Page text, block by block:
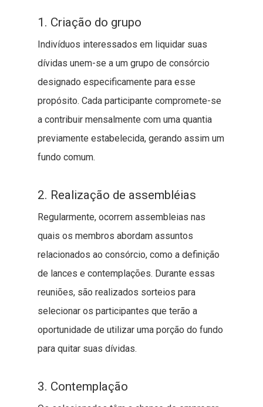
1. Criação do grupo
Indivíduos interessados em liquidar suas
dívidas unem-se a um grupo de consórcio
designado especificamente para esse
propósito. Cada participante compromete-se
a contribuir mensalmente com uma quantia
previamente estabelecida, gerando assim um
fundo comum.
2. Realização de assembléias
Regularmente, ocorrem assembleias nas
quais os membros abordam assuntos
relacionados ao consórcio, como a definição
de lances e contemplações. Durante essas
reuniões, são realizados sorteios para
selecionar os participantes que terão a
oportunidade de utilizar uma porção do fundo
para quitar suas dívidas.
3. Contemplação